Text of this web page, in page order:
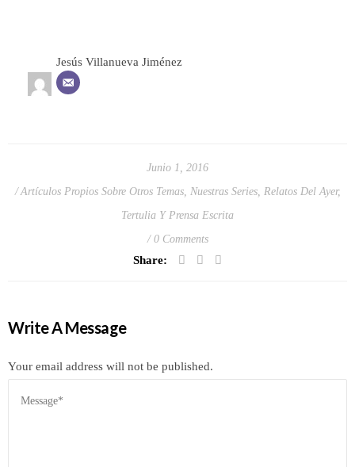
Jesús Villanueva Jiménez
Junio 1, 2016
Artículos Propios Sobre Otros Temas, Nuestras Series, Relatos Del Ayer,
Tertulia Y Prensa Escrita
0 Comments
Share:
Write A Message
Your email address will not be published.